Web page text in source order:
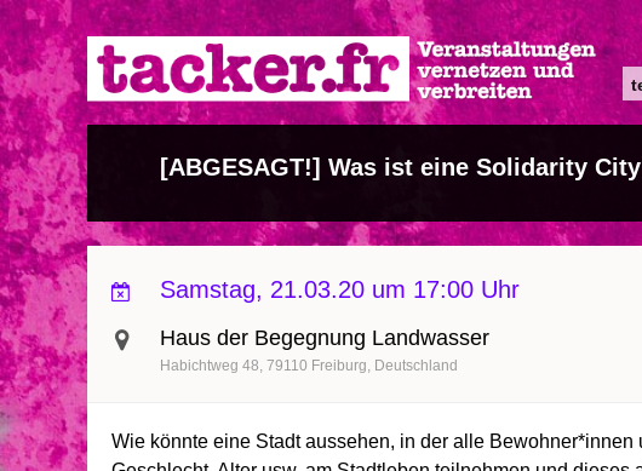
Direkt
zum
Inhalt
[ABGESAGT!] Was ist eine Solidarity
Samstag, 21.03.20 um 17:00 Uhr
Haus der Begegnung Landwasser
Habichtweg 48 79110 Freiburg Deutschland
Wie könnte eine Stadt aussehen, in der alle